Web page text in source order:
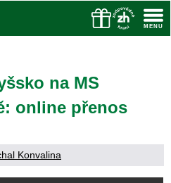
na MS
online přenos
Konvalina